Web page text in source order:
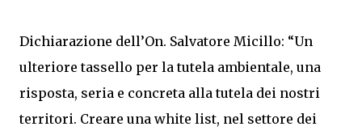
Dichiarazione dell’On. Salvatore Micillo: “Un
ulteriore tassello per la tutela ambientale, una
risposta, seria e concreta alla tutela dei nostri
territori. Creare una white list, nel settore dei